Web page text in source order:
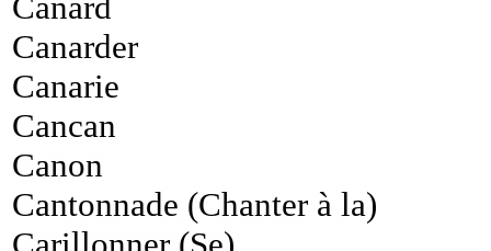
Canarder
Canarie
Cancan
Canon
Cantonnade (Chanter à la)